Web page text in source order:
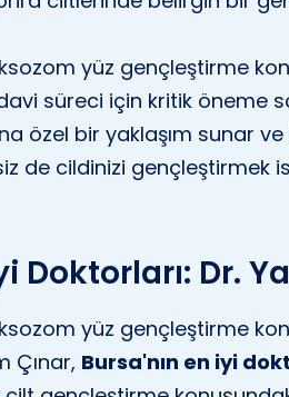
yüz gençleştirme
süreci için kritik öneme
özel bir yaklaşım sunar
de cildinizi gençleştirmek
Doktorları: Dr.
yüz gençleştirme
Çınar, Bursa'nın en iyi